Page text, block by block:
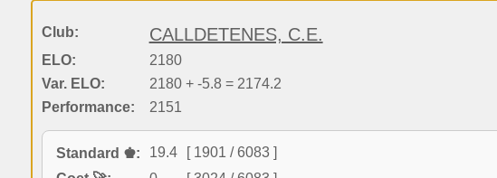
Club: CALLDETENES, C.E.
ELO:
2180
Var. ELO:
2180 + -5.8 = 2174.2
Performance:
2151
Standard ♚: 19.4
[ 1901 / 6083 ]